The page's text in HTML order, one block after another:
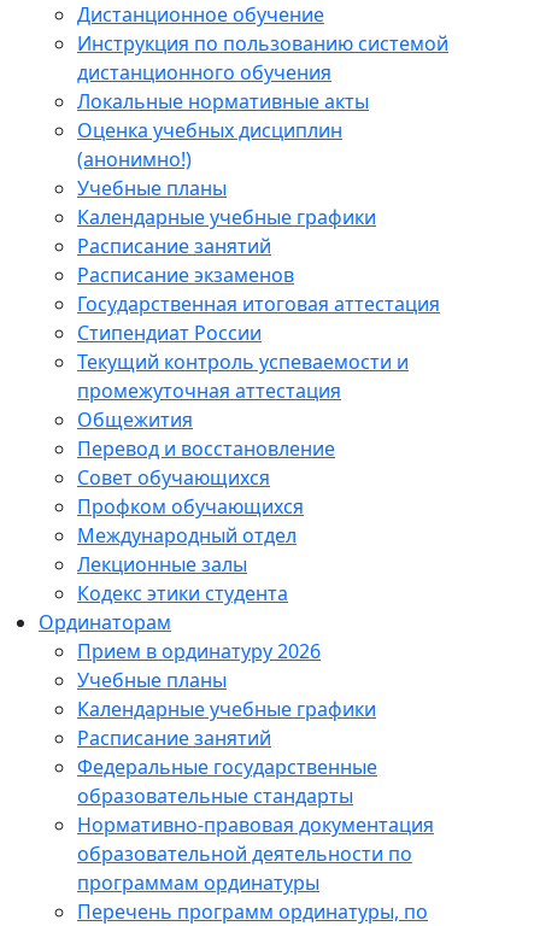
Дистанционное обучение
Инструкция по пользованию системой
дистанционного обучения
Локальные нормативные акты
Оценка учебных дисциплин
(анонимно!)
Учебные планы
Календарные учебные графики
Расписание занятий
Расписание экзаменов
Государственная итоговая аттестация
Стипендиат России
Текущий контроль успеваемости и
промежуточная аттестация
Общежития
Перевод и восстановление
Совет обучающихся
Профком обучающихся
Международный отдел
Лекционные залы
Кодекс этики студента
Ординаторам
Прием в ординатуру 2026
Учебные планы
Календарные учебные графики
Расписание занятий
Федеральные государственные
образовательные стандарты
Нормативно-правовая документация
образовательной деятельности по
программам ординатуры
Перечень программ ординатуры, по